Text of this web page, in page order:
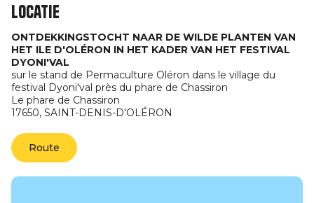
Locatie
ONTDEKKINGSTOCHT NAAR DE WILDE PLANTEN VAN
HET ILE D'OLÉRON IN HET KADER VAN HET FESTIVAL
DYONI'VAL
sur le stand de Permaculture Oléron dans le village du
festival Dyoni'val près du phare de Chassiron
Le phare de Chassiron
17650, SAINT-DENIS-D'OLÉRON
Route